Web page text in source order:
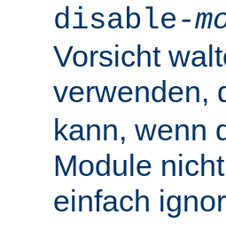
disable-
Vorsicht
verwenden,
kann, wenn
Module
einfach